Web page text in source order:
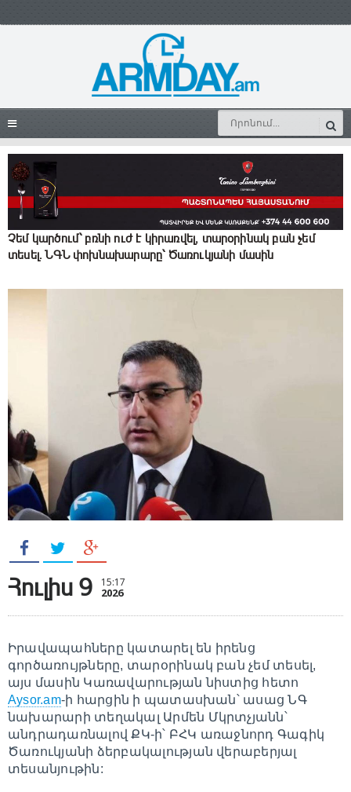
Չեմ կարծում՝ բռնի ուժ է կիրառվել, տարօրինակ բան չեմ
տեսել. ՆԳՆ փոխնախարարը՝ Ծառուկյանի մասին
Հուլիս 9 15:17
2026
Իրավապահները կատարել են իրենց
գործառույթները, տարօրինակ բան չեմ տեսել,
այս մասին Կառավարության նիստից հետո
Aysor.am-ի հարցին ի պատասխան՝ ասաց ՆԳ
նախարարի տեղակալ Արմեն Մկրտչյանն՝
անդրադառնալով ՔԿ-ի՝ ԲՀԿ առաջնորդ Գագիկ
Ծառուկյանի ձերբակալության վերաբերյալ
տեսանյութին: